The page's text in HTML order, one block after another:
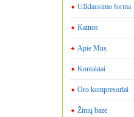
Užklausimo forma
Kainos
Apie Mus
Kontaktai
Oro kompresoriai
Žinių bazė